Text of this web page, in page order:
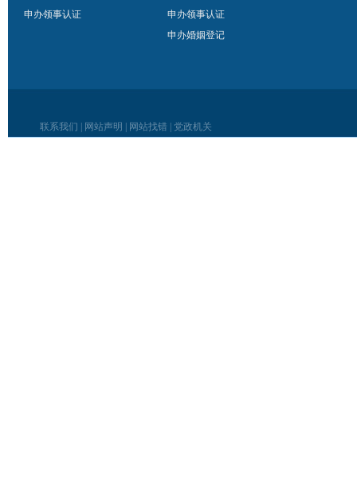
申办领事认证
申办领事认证
申办婚姻登记
联系我们 网站声明 网站找错 党政机关